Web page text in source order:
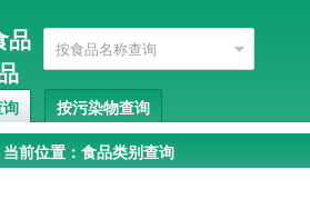
品
搜索 高级搜索
按污染物查询
2762-2022 GB 2762-2017
当前位置：食品类别查询